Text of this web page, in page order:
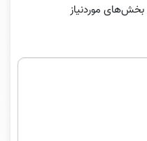
بخش‌های موردنیاز